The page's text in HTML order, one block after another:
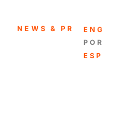
NEWS & PR
ENGLISH
ESPAÑOL